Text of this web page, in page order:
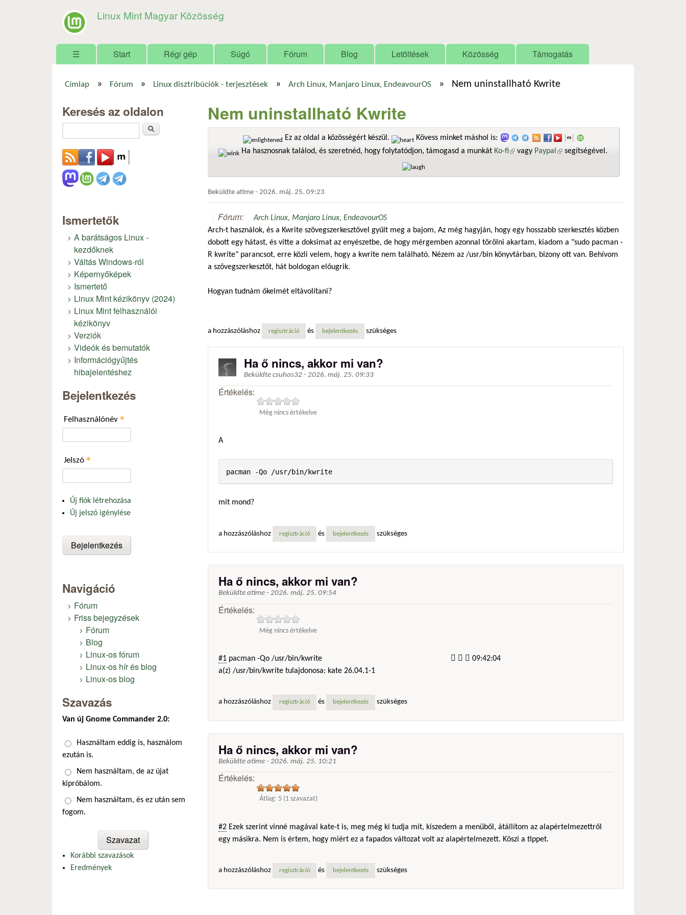
Linux Mint Magyar Közösség
Főmenü
☰ Start Régi gép Súgó Fórum Blog Letöltések Közösség Támogatás
Címlap » Fórum » Linux disztribúciók - terjesztések » Arch Linux, Manjaro Linux, EndeavourOS » Nem uninstallható Kwrite
Nem uninstallható Kwrite
Ez az oldal a közösségért készül.
Kövess minket máshol is:
Ha hasznosnak találod, és szeretnéd, hogy folytatódjon, támogasd a munkát Ko-fi(külső hivatkozás)
vagy Paypal (külső hivatkozás)
segítségével.
Beküldte atime - 2026. máj. 25. 09:23
Fórum:
Arch Linux, Manjaro Linux, EndeavourOS
Arch-t használok, és a Kwrite szövegszerkesztővel gyűlt meg a bajom, Az még hagyján, hogy egy hosszabb szerkesztés közben
dobott egy hátast, és vitte a doksimat az enyészetbe, de hogy mérgemben azonnal törölni akartam, kiadom a "sudo pacman -
R kwrite" parancsot, erre közli velem, hogy a kwrite nem található. Nézem az /usr/bin könyvtárban, bizony ott van. Behívom
a szövegszerkesztőt, hát boldogan előugrik.
Hogyan tudnám őkelmét eltávolítani?
a hozzászóláshoz regisztráció és bejelentkezés szükséges
Ha ő nincs, akkor mi van?
Beküldte csuhas32 - 2026. máj. 25. 09:33
Értékelés:
Még nincs értékelve
A
pacman -Qo /usr/bin/kwrite
mit mond?
a hozzászóláshoz regisztráció és bejelentkezés szükséges
Ha ő nincs, akkor mi van?
Beküldte atime - 2026. máj. 25. 09:54
Értékelés:
Még nincs értékelve
#1 pacman -Qo /usr/bin/kwrite  ✔  09:42:04
a(z) /usr/bin/kwrite tulajdonosa: kate 26.04.1-1
a hozzászóláshoz regisztráció és bejelentkezés szükséges
Ha ő nincs, akkor mi van?
Beküldte atime - 2026. máj. 25. 10:21
Értékelés:
Átlag: 5 (1 szavazat)
#2 Ezek szerint vinné magával kate-t is, meg még ki tudja mit, kiszedem a menüből, átállítom az alapértelmezettről
egy másikra. Nem is értem, hogy miért ez a fapados változat volt az alapértelmezett. Köszi a tippet.
a hozzászóláshoz regisztráció és bejelentkezés szükséges
Keresés az oldalon
Ismertetők
A barátságos Linux -
kezdőknek
Váltás Windows-ról
Képernyőképek
Ismertető
Linux Mint kézikönyv (2024)
Linux Mint felhasználói
kézikönyv
Verziók
Videók és bemutatók
Információgyűjtés
hibajelentéshez
Bejelentkezés
Felhasználónév *
Jelszó *
Új fiók létrehozása
Új jelszó igénylése
Navigáció
Fórum
Friss bejegyzések
Fórum
Blog
Linux-os fórum
Linux-os hír és blog
Linux-os blog
Szavazás
Van új Gnome Commander 2.0:
Választások
Használtam eddig is, használom
ezután is.
Nem használtam, de az újat
kipróbálom.
Nem használtam, és ez után sem
fogom.
Korábbi szavazások
Eredmények